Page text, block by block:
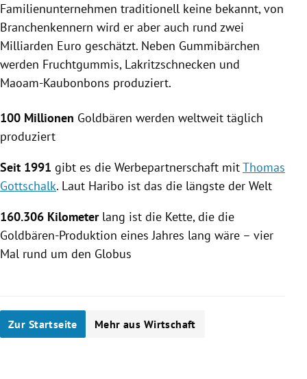
Familienunternehmen traditionell keine bekannt, von
Branchenkennern wird er aber auch rund zwei
Milliarden Euro geschätzt. Neben Gummibärchen
werden Fruchtgummis, Lakritzschnecken und
Maoam-Kaubonbons produziert.
100 Millionen Goldbären werden weltweit täglich
produziert
Seit 1991 gibt es die Werbepartnerschaft mitThomas
Gottschalk. Laut Haribo ist das die längste der Welt
160.306 Kilometer lang ist die Kette, die die
Goldbären-Produktion eines Jahres lang wäre – vier
Mal rund um den Globus
Zur Startseite Mehr aus Wirtschaft